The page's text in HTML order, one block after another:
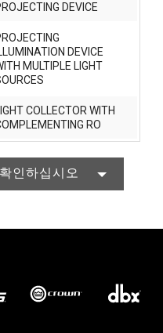
DEVICE
DEVICE
MULTIPLE LIGHT
COLLECTOR WITH
RO
인하십시오